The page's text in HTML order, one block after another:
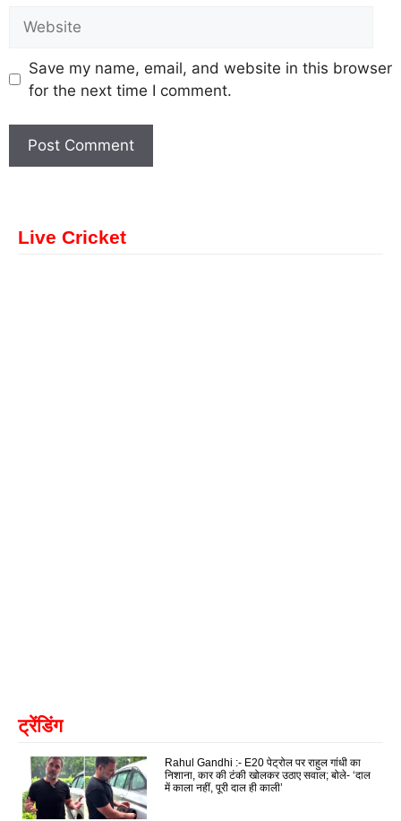
Save my name, email, and website in this browser
for the next time I comment.
Live Cricket
ट्रेंडिंग
Rahul Gandhi :- E20 पेट्रोल पर राहुल गांधी का
निशाना, कार की टंकी खोलकर उठाए सवाल; बोले- ‘दाल
में काला नहीं, पूरी दाल ही काली’